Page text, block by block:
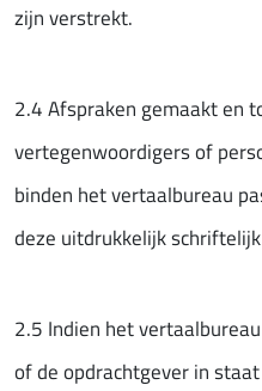
zijn verstrekt.
2.4 Afspraken gemaakt en
vertegenwoordigers of
binden het vertaalbureau
deze uitdrukkelijk
2.5 Indien het
of de opdrachtgever in